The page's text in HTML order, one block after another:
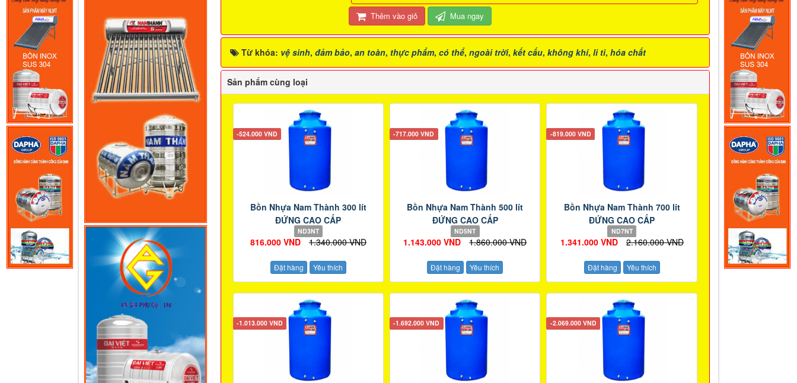
Thêm vào giỏ Mua ngay
Từ khóa: vệ sinh, đảm bảo, an toàn, thực phẩm, có thể, ngoài trời, kết cấu, không khí, li ti, hóa chất
Sản phẩm cùng loại
-524.000 VND
Bồn Nhựa Nam Thành 300 lít
ĐỨNG CAO CẤP
ND3NT
816.000 VND 1.340.000 VND
Đặt hàng Yêu thích
-717.000 VND
Bồn Nhựa Nam Thành 500 lít
ĐỨNG CAO CẤP
ND5NT
1.143.000 VND 1.860.000 VND
Đặt hàng Yêu thích
-819.000 VND
Bồn Nhựa Nam Thành 700 lít
ĐỨNG CAO CẤP
ND7NT
1.341.000 VND 2.160.000 VND
Đặt hàng Yêu thích
-1.013.000 VND -1.692.000 VND -2.069.000 VND